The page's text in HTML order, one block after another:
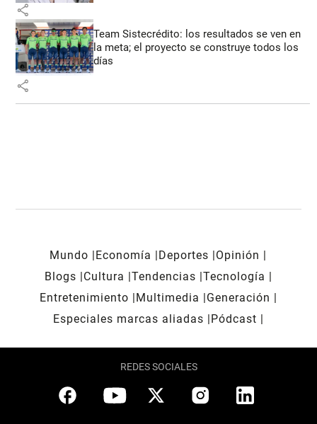
share
Team Sistecrédito: los resultados se ven en
la meta; el proyecto se construye todos los
días
share
Mundo Economía Deportes
Opinión
Blogs
Cultura Tendencias Tecnología
Entretenimiento
Multimedia
Generación
Especiales marcas aliadas
Pódcast
REDES SOCIALES